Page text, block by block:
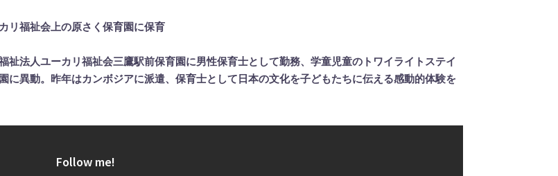
リ福祉会上の原さく保育園に保育
法人ユーカリ福祉会三鷹駅前保育園に男性保育士として勤務、学童児童のトワイライトステイ
異動。昨年はカンボジアに派遣、保育士として日本の文化を子どもたちに伝える感動的体験を
Follow me!